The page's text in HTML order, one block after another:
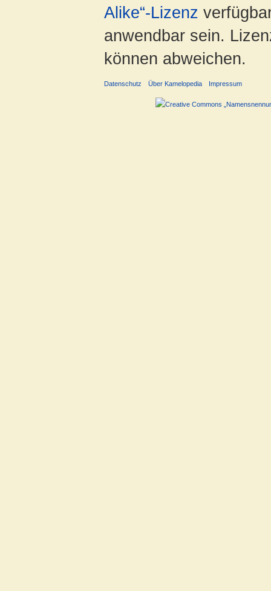
Alike“-Lizenz
anwendbar sein.
können abweichen.
Datenschutz Über Kamelopedia Impressum